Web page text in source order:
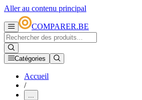
Aller au contenu principal
COMPARER.BE
Catégories
Accueil
/
...